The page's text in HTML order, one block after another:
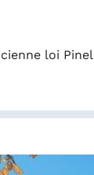
loi Pinel